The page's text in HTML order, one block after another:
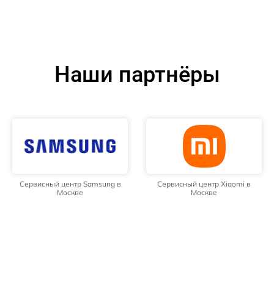
Наши партнёры
Сервисный центр Samsung в
Москве
Сервисный центр Xiaomi в
Москве